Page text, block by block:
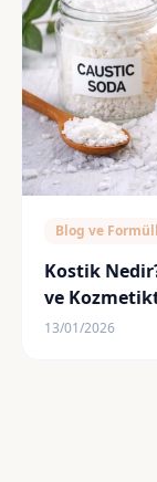
Blog ve
Kostik
ve
13/01/2026